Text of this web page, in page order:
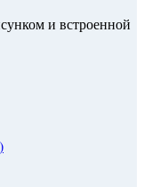
и встроенной